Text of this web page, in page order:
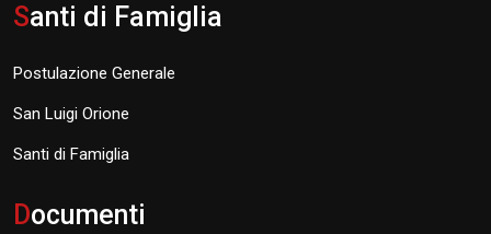
Santi di Famiglia
Postulazione Generale
San Luigi Orione
Santi di Famiglia
Documenti